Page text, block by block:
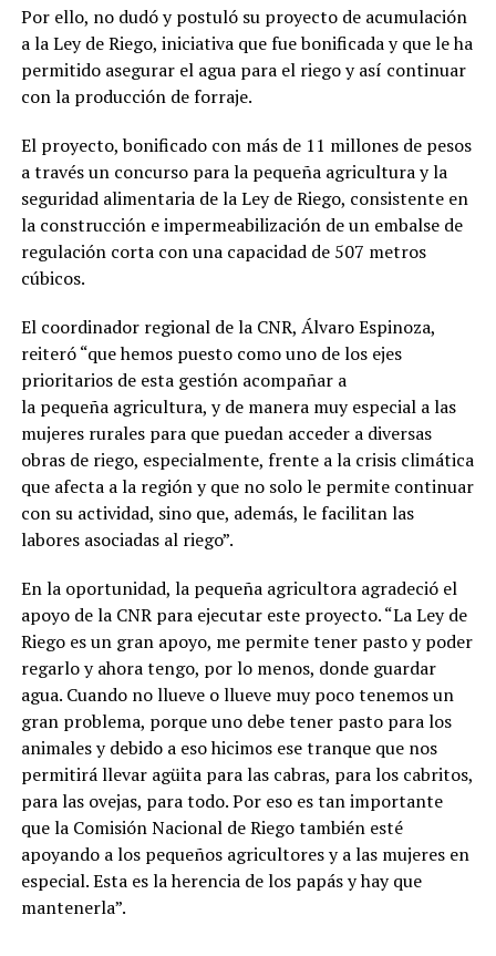
Por ello, no dudó y postuló su proyecto de acumulación
a la Ley de Riego, iniciativa que fue bonificada y que le ha
permitido asegurar el agua para el riego y así continuar
con la producción de forraje.
El proyecto, bonificado con más de 11 millones de pesos
a través un concurso para la pequeña agricultura y la
seguridad alimentaria de la Ley de Riego, consistente en
la construcción e impermeabilización de un embalse de
regulación corta con una capacidad de 507 metros
cúbicos.
El coordinador regional de la CNR, Álvaro Espinoza,
reiteró “que hemos puesto como uno de los ejes
prioritarios de esta gestión acompañar a
la pequeña agricultura, y de manera muy especial a las
mujeres rurales para que puedan acceder a diversas
obras de riego, especialmente, frente a la crisis climática
que afecta a la región y que no solo le permite continuar
con su actividad, sino que, además, le facilitan las
labores asociadas al riego”.
En la oportunidad, la pequeña agricultora agradeció el
apoyo de la CNR para ejecutar este proyecto. “La Ley de
Riego es un gran apoyo, me permite tener pasto y poder
regarlo y ahora tengo, por lo menos, donde guardar
agua. Cuando no llueve o llueve muy poco tenemos un
gran problema, porque uno debe tener pasto para los
animales y debido a eso hicimos ese tranque que nos
permitirá llevar agüita para las cabras, para los cabritos,
para las ovejas, para todo. Por eso es tan importante
que la Comisión Nacional de Riego también esté
apoyando a los pequeños agricultores y a las mujeres en
especial. Esta es la herencia de los papás y hay que
mantenerla”.